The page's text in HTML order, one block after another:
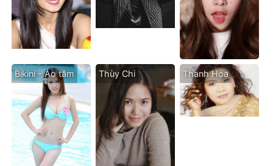
Bikini - Áo tăm Thùy Chi Thanh Hoa